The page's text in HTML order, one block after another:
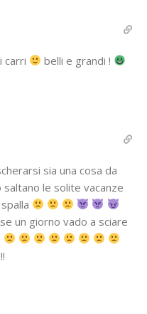
carri belli e grandi !
sia una cosa da
le solite vacanze
un giorno vado a sciare